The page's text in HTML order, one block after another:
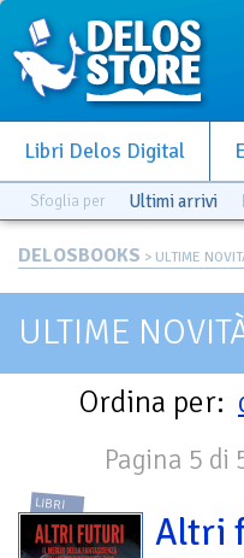
Libri Delos Digital
Sfoglia per Ultimi arrivi
DELOSBOOKS > ULTIME
ULTIME
Ordina per:
Pagina 5 di
LIBRI
Altri